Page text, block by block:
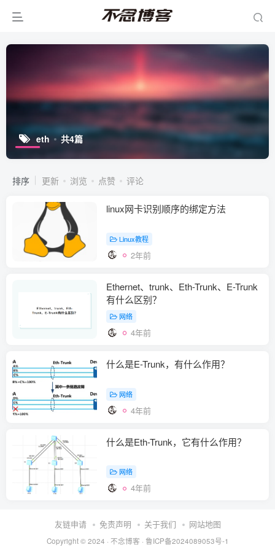
eth 共4篇
排序 更新 浏览 点赞 评论
linux网卡识别顺序的绑定方法
Linux教程
2年前
Ethernet、trunk、Eth-Trunk、E-Trunk
有什么区别？
网络
4年前
什么是E-Trunk，有什么作用？
网络
4年前
什么是Eth-Trunk，它有什么作用？
网络
4年前
友链申请 免责声明 关于我们 网站地图
Copyright © 2024 · 不念博客 · 鲁ICP备2024089053号-1